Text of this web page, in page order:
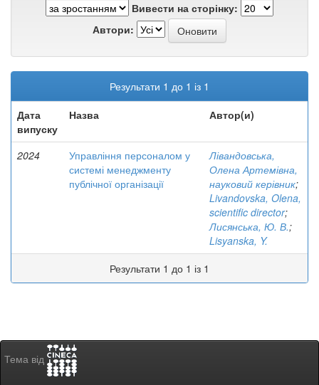
Вивести на сторінку:
Автори:
Результати 1 до 1 із 1
Дата
випуску
Назва Автор(и)
2024
Управління персоналом у
системі менеджменту
публічної організації
Лівандовська,
Олена Артемівна,
науковий керівник;
Livandovska, Olena,
scientific director;
Лисянська, Ю. В.;
Lisyanska, Y.
Результати 1 до 1 із 1
Тема від